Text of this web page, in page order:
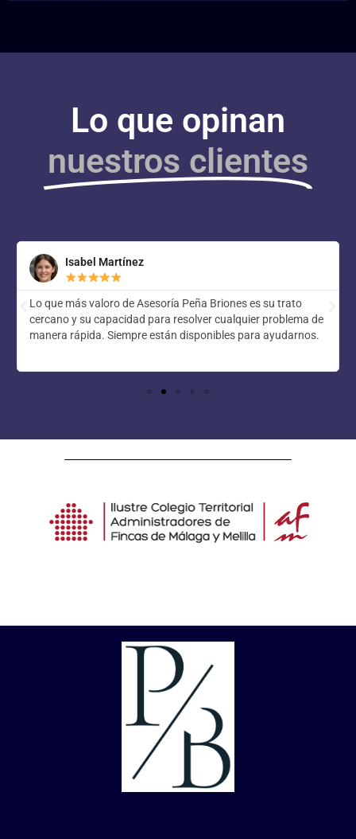
Lo que opinan
nuestros clientes
Isabel Martínez
Lo que más valoro de Asesoría Peña Briones es su trato
cercano y su capacidad para resolver cualquier problema de
manera rápida. Siempre están disponibles para ayudarnos.